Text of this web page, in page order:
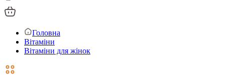
Головна
Вітаміни
Вітаміни для жінок